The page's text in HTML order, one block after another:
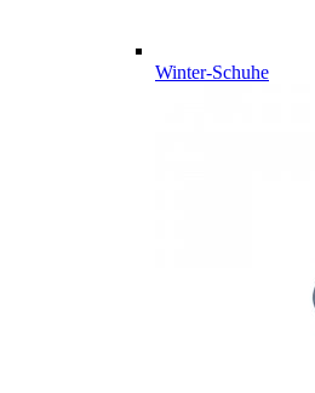
Winter-Schuhe